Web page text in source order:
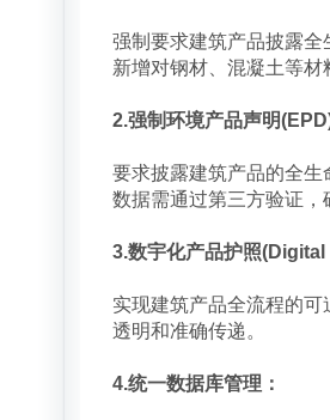
强制要求建筑产品披露
新增对钢材、混凝土等
2.强制环境产品声明
要求披露建筑产品的全
数据需通过第三方验证
3.数宇化产品护照
实现建筑产品全流程的
透明和准确传递。
4.统一数据库管理：